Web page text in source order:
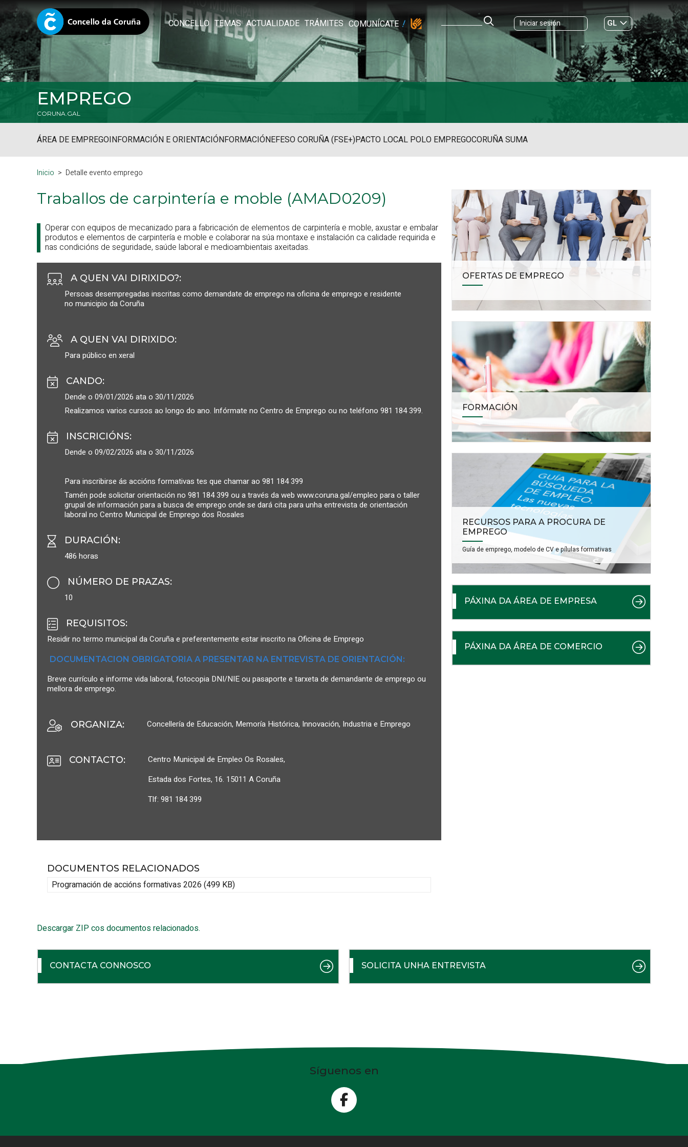
CONCELLO TEMAS ACTUALIDADE TRÁMITES COMUNÍCATE Iniciar sesión
GL
ES|
EMPREGO
CORUNA.GAL
ÁREA DE EMPREGOINFORMACIÓN E ORIENTACIÓNFORMACIÓNEFESO CORUÑA (FSE+)PACTO LOCAL POLO EMPREGOCORUÑA SUMA
Inicio Detalle evento emprego
Traballos de carpintería e moble (AMAD0209)
Operar con equipos de mecanizado para a fabricación de elementos de carpintería e moble, axustar e embalar
produtos e elementos de carpintería e moble e colaborar na súa montaxe e instalación ca calidade requirida e
nas condicións de seguridade, saúde laboral e medioambientais axeitadas.
A QUEN VAI DIRIXIDO?:
Persoas desempregadas inscritas como demandate de emprego na oficina de emprego e residente
no municipio da Coruña
A QUEN VAI DIRIXIDO:
Para público en xeral
CANDO:
Dende o 09/01/2026 ata o 30/11/2026
Realizamos varios cursos ao longo do ano. Infórmate no Centro de Emprego ou no teléfono 981 184 399.
INSCRICIÓNS:
Dende o 09/02/2026 ata o 30/11/2026
Para inscribirse ás accións formativas tes que chamar ao 981 184 399
Tamén pode solicitar orientación no 981 184 399 ou a través da web www.coruna.gal/empleo para o taller
grupal de información para a busca de emprego onde se dará cita para unha entrevista de orientación
laboral no Centro Municipal de Emprego dos Rosales
DURACIÓN:
486 horas
NÚMERO DE PRAZAS:
10
REQUISITOS:
Residir no termo municipal da Coruña e preferentemente estar inscrito na Oficina de Emprego
DOCUMENTACION OBRIGATORIA A PRESENTAR NA ENTREVISTA DE ORIENTACIÓN:
Breve currículo e informe vida laboral, fotocopia DNI/NIE ou pasaporte e tarxeta de demandante de emprego ou
mellora de emprego.
ORGANIZA: Concellería de Educación, Memoría Histórica, Innovación, Industria e Emprego
CONTACTO:
Centro Municipal de Empleo Os Rosales,
Estada dos Fortes, 16. 15011 A Coruña
Tlf: 981 184 399
DOCUMENTOS RELACIONADOS
Programación de accións formativas 2026 (499 KB)
Descargar ZIP cos documentos relacionados.
OFERTAS DE EMPREGO
FORMACIÓN
RECURSOS PARA A PROCURA DE
EMPREGO
Guía de emprego, modelo de CV e pílulas formativas
PÁXINA DA ÁREA DE EMPRESA
PÁXINA DA ÁREA DE COMERCIO
CONTACTA CONNOSCO SOLICITA UNHA ENTREVISTA
Síguenos en